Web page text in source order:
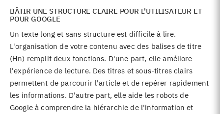
BÂTIR UNE STRUCTURE CLAIRE POUR L'UTILISATEUR ET
POUR GOOGLE
Un texte long et sans structure est difficile à lire.
L'organisation de votre contenu avec des balises de titre
(Hn) remplit deux fonctions. D'une part, elle améliore
l'expérience de lecture. Des titres et sous-titres clairs
permettent de parcourir l'article et de repérer rapidement
les informations. D'autre part, elle aide les robots de
Google à comprendre la hiérarchie de l'information et